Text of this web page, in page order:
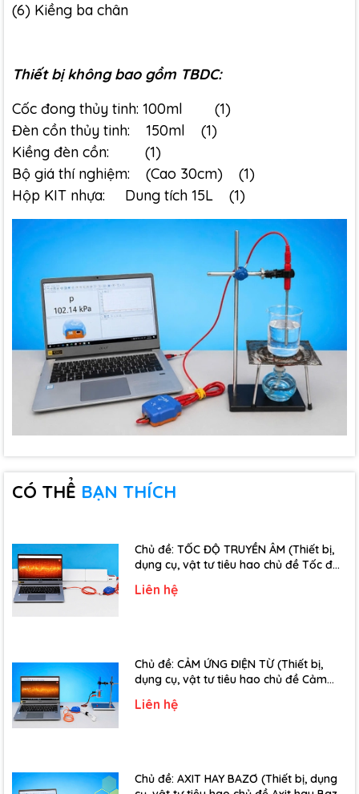
(6) Kiềng ba chân
Thiết bị không bao gồm TBDC:
Cốc đong thủy tinh: 100ml (1)
Đèn cồn thủy tinh: 150ml (1)
Kiềng đèn cồn: (1)
Bộ giá thí nghiệm: (Cao 30cm) (1)
Hộp KIT nhựa: Dung tích 15L (1)
CÓ THỂ BẠN THÍCH
Chủ đề: TỐC ĐỘ TRUYỀN ÂM (Thiết bị,
dụng cụ, vật tư tiêu hao chủ đề Tốc độ
Liên hệ
Chủ đề: CẢM ỨNG ĐIỆN TỪ (Thiết bị,
dụng cụ, vật tư tiêu hao chủ đề Cảm
Liên hệ
Chủ đề: AXIT HAY BAZƠ (Thiết bị, dụng